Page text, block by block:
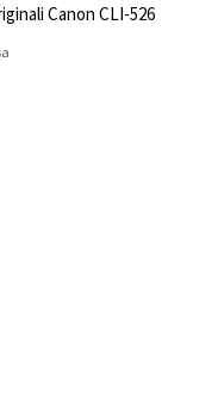
Canon CLI-526